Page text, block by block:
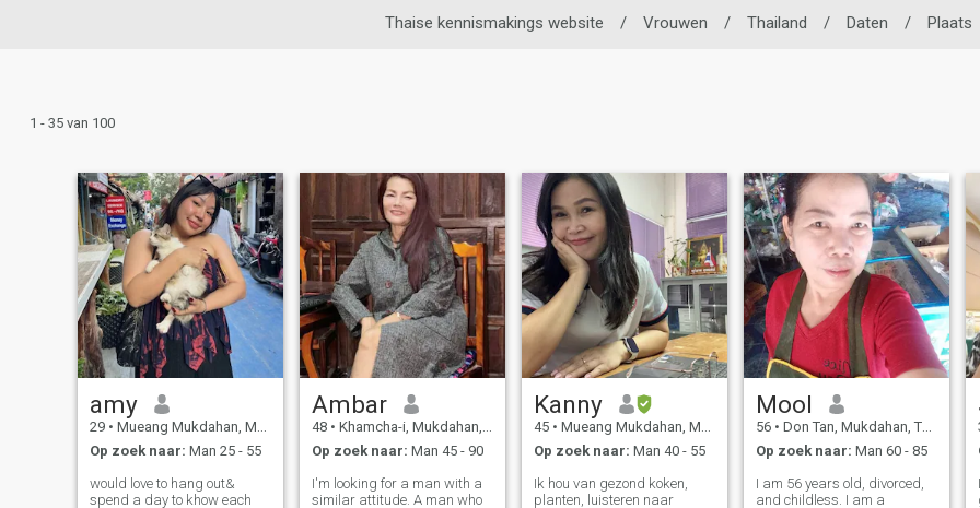
Thaise kennismakings website / Vrouwen / Thailand / Daten / Plaats
1 - 35 van 100
amy
29 • Mueang Mukdahan, Mukdahan, Thailand
Op zoek naar: Man 25 - 55
would love to hang out&
spend a day to khow each
Ambar
48 • Khamcha-i, Mukdahan, Thailand
Op zoek naar: Man 45 - 90
I'm looking for a man with a
similar attitude. A man who
Kanny
45 • Mueang Mukdahan, Mukdahan, Thailand
Op zoek naar: Man 40 - 55
Ik hou van gezond koken,
planten, luisteren naar
Mool
56 • Don Tan, Mukdahan, Thailand
Op zoek naar: Man 60 - 85
I am 56 years old, divorced,
and childless. I am a